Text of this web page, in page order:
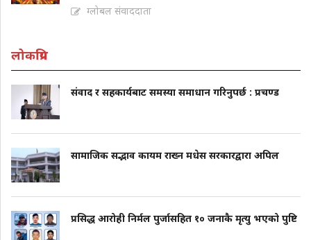
ग्लोबल संवाददाता
लोकप्रिय
संवाद र सहकार्यबाट समस्या समाधान गरिनुपर्छ : प्रचण्ड
सामाजिक सद्भाव कायम राख्न मधेस सरकारद्वारा अपिल
प्रसिद्ध आरोही निर्मल पुर्जासहित १० जनाकै मृत्यु भएको पुष्टि